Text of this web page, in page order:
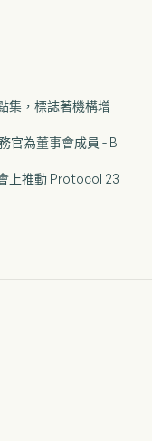
集，標誌著機構增
官為董事會成員 - Bi
上推動 Protocol 23